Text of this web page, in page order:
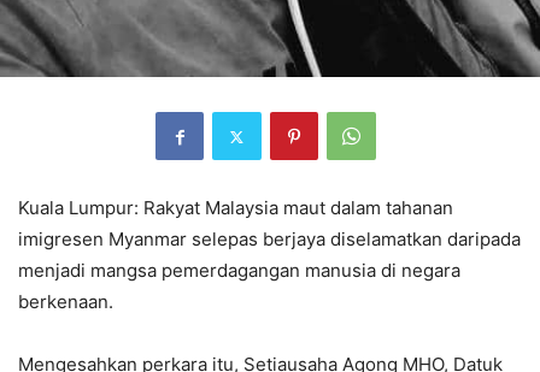
Kuala Lumpur: Rakyat Malaysia maut dalam tahanan
imigresen Myanmar selepas berjaya diselamatkan daripada
menjadi mangsa pemerdagangan manusia di negara
berkenaan.
Mengesahkan perkara itu, Setiausaha Agong MHO, Datuk